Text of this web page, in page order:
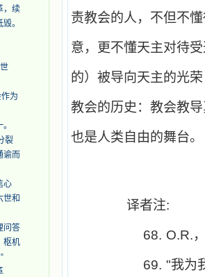
，续
。
为
裂
谕而
心
世和
问答
枢机
责教会的人，不但不
意，更不懂天主对待
的）被导向天主的光
教会的历史：教会教
也是人类自由的舞台。
译者注:
68. O.R.
69. "我为